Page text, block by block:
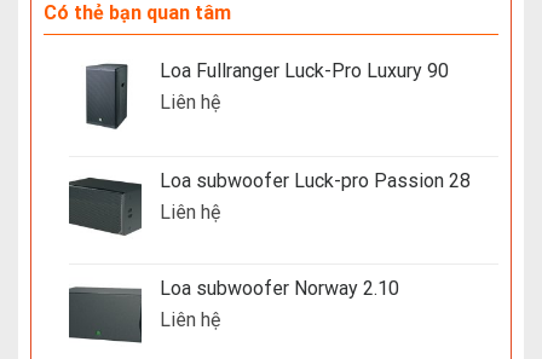
Có thẻ bạn quan tâm
Loa Fullranger Luck-Pro Luxury 90
Liên hệ
Loa subwoofer Luck-pro Passion 28
Liên hệ
Loa subwoofer Norway 2.10
Liên hệ